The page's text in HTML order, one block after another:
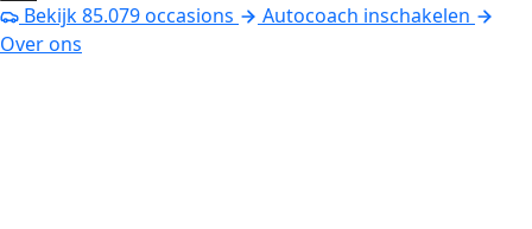
Bekijk85.079occasions
Autocoach inschakelen
Over ons